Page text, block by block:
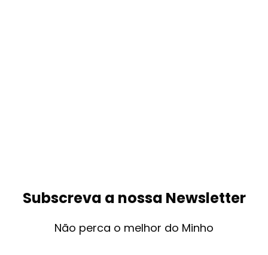
Subscreva a nossa Newsletter
Não perca o melhor do Minho